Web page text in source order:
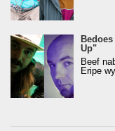
Up"
Beef
Eripe